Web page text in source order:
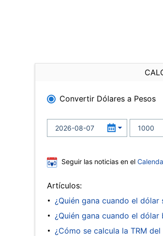
Convertir Dólares a Pesos
Seguir las noticias en el
Artículos:
¿Quién gana cuando el dólar
¿Quién gana cuando el dólar
¿Cómo se calcula la TRM